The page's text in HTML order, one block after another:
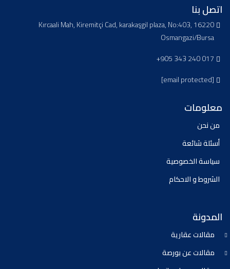
اتصل بنا
Kırcaali Mah, Kiremitçi Cad, karakaşgil plaza, No:403, 16220
Osmangazi/Bursa
+905 343 240 017
[email protected]
معلومات
من نحن
أسئلة شائعة
سياسة الخصوصية
الشروط و الاحكام
المدونة
مقالات عقارية
مقالات عن بورصة